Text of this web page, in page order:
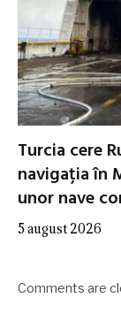
Turcia cere
navigația în
unor nave
5 august 2026
Comments are